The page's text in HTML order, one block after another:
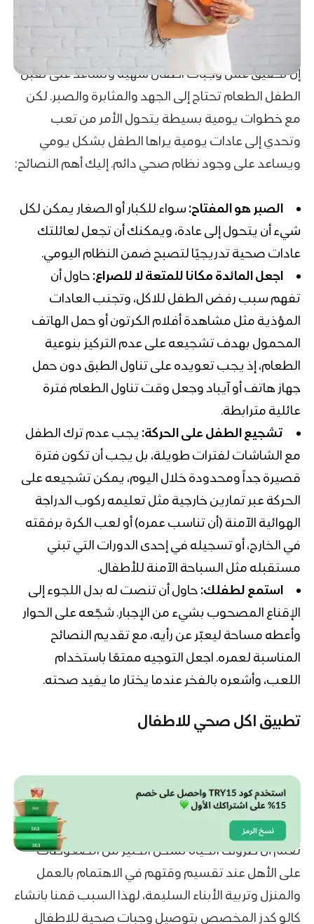
إن تحقيق عمل وجبات اطفال شهية وتساعد على تقبل
الطفل الطعام تحتاج إلى الجهد والمثابرة والصبر. لكن
مع خطوات يومية بسيطة يتحول الأمر من تعب
وتحدي إلى عادات يومية يراها الطفل بشكل يومي
ويساعد على وجود نظام صحي دائم. إليك أهم النصائح:
الصبر هو المفتاح: سواء للكبار أو الصغار يمكن لكل
شيء أن يتحول إلى عادة، ويمكنك أن تجعل لعائلتك
عادات صحية تدريجيًا لتصبح ضمن النظام اليومي.
اجعل المائدة مكانا للمتعة لا للصراع: حاول أن
تفهم سبب رفض الطفل للاكل، وتجنب العادات
المؤذية مثل مشاهدة أفلام الكرتون أو حمل الهاتف
المحمول بهدف تشجيعه على عدم التركيز بنوعية
الطعام، إذ يجب تعويده على تناول الطبق دون حمل
جهاز هاتف أو آيباد وجعل وقت تناول الطعام فترة
عائلية مترابطة.
تشجيع الطفل على الحركة: يجب عدم ترك الطفل
مع الشاشات لفترات طويلة، بل يجب أن تكون فترة
قصيرة جداً ومحدودة خلال اليوم، يمكن تشجيعه على
الحركة عبر تمارين خارجية مثل تعليمه ركوب الدراجة
الهوائية الآمنة (أن تناسب عمره) أو لعب الكرة برفقته
في الخارج، أو تسجيله في إحدى الدورات التي تبني
مستقبله مثل السباحة الآمنة للأطفال.
استمع لطفلك: حاول أن تنصت له بدل اللجوء إلى
الإقناع المصحوب بشيء من الإجبار. شجّعه على الحوار
وأعطه مساحة ليعبّر عن رأيه، مع تقديم النصائح
المناسبة لعمره. اجعل التوجيه ممتعًا باستخدام
اللعب، وأشعره بالفخر عندما يختار ما يفيد صحته.
تطبيق اكل صحي للاطفال
نعلم أن ظروف الحياة تشكل الكثير من الضغوطات
على الأهل عند تقسيم وقتهم في الاهتمام بالعمل
والمنزل وتربية الأبناء السليمة، لهذا السبب قمنا بانشاء
كالو كدز المخصص بتوصيل وجبات صحية للاطفال